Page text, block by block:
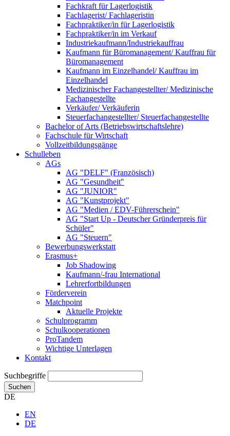
Fachkraft für Lagerlogistik
Fachlagerist/ Fachlageristin
Fachpraktiker/in für Lagerlogistik
Fachpraktiker/in im Verkauf
Industriekaufmann/Industriekauffrau
Kaufmann für Büromanagement/ Kauffrau für
Büromanagement
Kaufmann im Einzelhandel/ Kauffrau im
Einzelhandel
Medizinischer Fachangestellter/ Medizinische
Fachangestellte
Verkäufer/ Verkäuferin
Steuerfachangestellter/ Steuerfachangestellte
Bachelor of Arts (Betriebswirtschaftslehre)
Fachschule für Wirtschaft
Vollzeitbildungsgänge
Schulleben
AGs
AG "DELF" (Französisch)
AG "Gesundheit"
AG "JUNIOR"
AG "Kunstprojekt"
AG "Medien / EDV-Führerschein"
AG "Start Up - Deutscher Gründerpreis für
Schüler"
AG "Steuern"
Bewerbungswerkstatt
Erasmus+
Job Shadowing
Kaufmann/-frau International
Lehrerfortbildungen
Förderverein
Matchpoint
Aktuelle Projekte
Schulprogramm
Schulkooperationen
ProTandem
Wichtige Unterlagen
Kontakt
Suchbegriffe
Suchen
DE
EN
DE